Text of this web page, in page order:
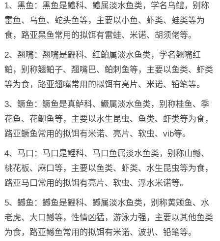
1、黑鱼：黑鱼是鳢科、鳢属淡水鱼类，学名乌鳢，别称
雷鱼、乌鱼、蛇头鱼等，主要以小鱼、虾类、蛙类等为
食，路亚黑鱼常用的拟饵有雷蛙、米诺、胡须佬等。
2、翘嘴：翘嘴是鲤科、红鲌属淡水鱼类，学名翘嘴红
鲌，别称翘鲌子、翘嘴巴、鲌刺鱼等，主要以鱼类、虾类
等为食，路亚翘嘴常用的拟饵有亮片、米诺、铅笔等。
3、鳜鱼：鳜鱼是真鲈科、鳜属淡水鱼类，别称桂鱼、季
花鱼、花鲫鱼等，主要以水生昆虫、鱼类、虾类等为食，
路亚鳜鱼常用的拟饵有米诺、亮片、软虫、vib等。
4、马口：马口是鲤科、马口鱼属淡水鱼类，别称山鳡、
桃花板、麻口等，主要以鱼类、虾类、水生昆虫等为食，
路亚马口常用的拟饵有亮片、软虫、浮水米诺等。
5、鳡鱼：鳡鱼是鲤科、鳡属淡水鱼类，别称黄颊鱼、水
老虎、大口鳡等，性情凶猛，游泳力强，主要以其他鱼类
为食，路亚鳡鱼常用的拟饵有米诺、波扒、铅笔等。